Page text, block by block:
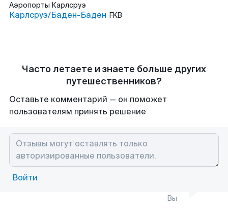
Аэропорты Карлсруэ
Карлсруэ/Баден-Баден FKB
Часто летаете и знаете больше других
путешественников?
Оставьте комментарий — он поможет
пользователям принять решение
Войти
Вы